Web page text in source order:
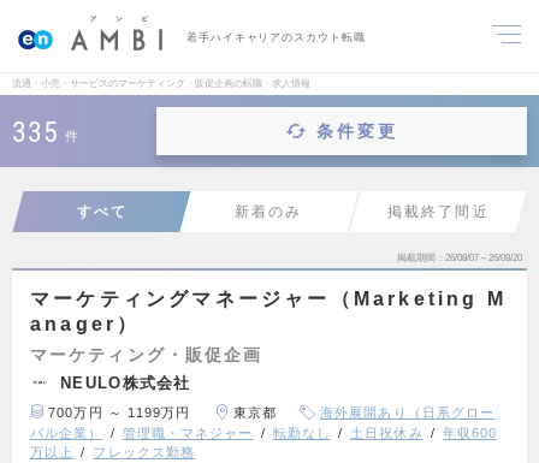
若手ハイキャリアのスカウト転職
流通・小売・サービスのマーケティング・販促企画の転職・求人情報
335 件 条件変更
すべて 新着のみ 掲載終了間近
掲載期間 26/08/07～26/08/20
マーケティングマネージャー（Marketing M
anager）
マーケティング・販促企画
NEULO株式会社
700万円 ～ 1199万円 東京都
海外展開あり（日系グロー
バル企業）
管理職・マネジャー 転勤なし 土日祝休み
年収600
万以上
フレックス勤務